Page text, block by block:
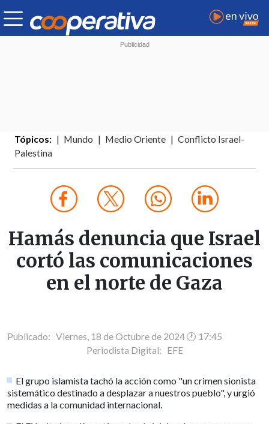
Tópicos: Mundo Medio Oriente
Conflicto Israel-
Palestina
Hamás denuncia que Israel
cortó las comunicaciones
en el norte de Gaza
Publicado: Viernes, 18 de Octubre de 2024 🕐 17:45
Periodista Digital: EFE
El grupo islamista tachó la acción como "un crimen sionista
sistemático destinado a desplazar a nuestros pueblo", y urgió
medidas a la comunidad internacional.